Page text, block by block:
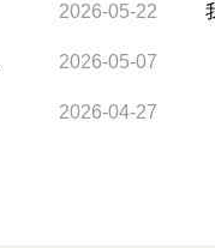
2026-05-22
2026-05-07
2026-04-27